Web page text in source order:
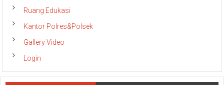
Ruang Edukasi
Kantor Polres&Polsek
Gallery Video
Login